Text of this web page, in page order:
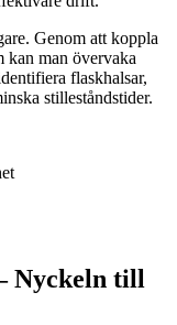
Genom att koppla
kan man övervaka
flaskhalsar,
stilleståndstider.
Nyckeln till